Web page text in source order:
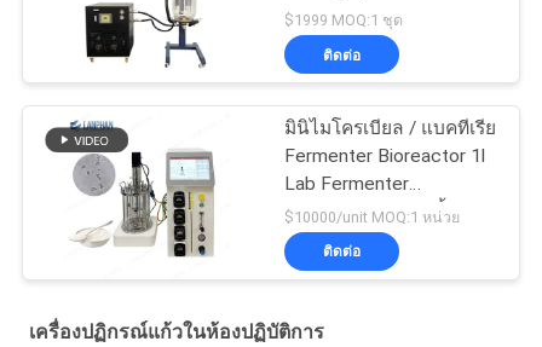
$1999 MOQ:1 ชุด
ติดต่อ
มินิไมโครเบียล / แบคทีเรีย
Fermenter Bioreactor 1l
Lab Fermenter
Bioreactor สําหรับผึ้ง
$10000/unit MOQ:1 หน่วย
ติดต่อ
เครื่องปฏิกรณ์แก้วในห้องปฏิบัติการ